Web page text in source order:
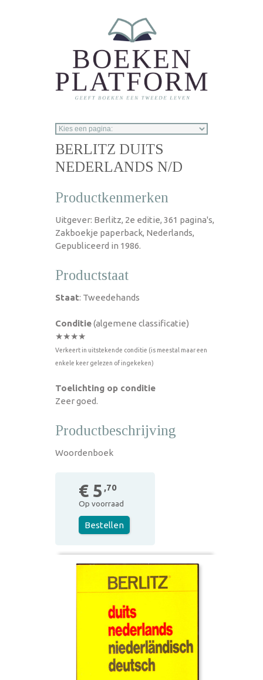
BERLITZ DUITS
NEDERLANDS N/D
Productkenmerken
Uitgever: Berlitz, 2e editie, 361 pagina's,
Zakboekje paperback, Nederlands,
Gepubliceerd in 1986.
Productstaat
Staat: Tweedehands
Conditie(algemene classificatie)
★★★★
Verkeert in uitstekende conditie (is meestal maar een
enkele keer gelezen of ingekeken)
Toelichting op conditie
Zeer goed.
Productbeschrijving
Woordenboek
€ 5 ,70
Op voorraad
Bestellen